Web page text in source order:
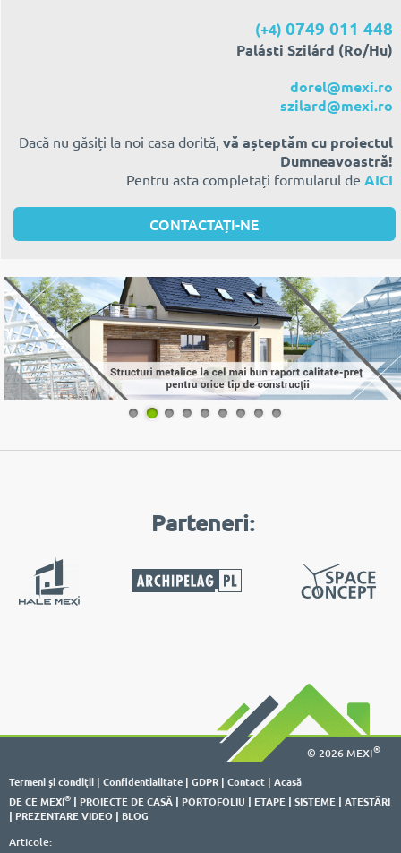
(+4) 0749 011 448
Palásti Szilárd (Ro/Hu)
dorel@mexi.ro
szilard@mexi.ro
Dacă nu găsiți la noi casa dorită, vă așteptăm cu proiectul
Dumneavoastră!
Pentru asta completați formularul de AICI
CONTACTAȚI-NE
1 2 3 4 5 6 7 8 9
Parteneri:
© 2026 MEXI®
Termeni şi condiţii | Confidentialitate | GDPR | Contact | Acasă
DE CE MEXI® | PROIECTE DE CASĂ | PORTOFOLIU | ETAPE | SISTEME | ATESTĂRI
| PREZENTARE VIDEO | BLOG
Articole: